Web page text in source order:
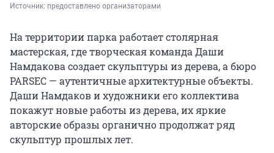
Источник: предоставлено организаторами
На территории парка работает столярная
мастерская, где творческая команда Даши
Намдакова создает скульптуры из дерева, а бюро
PARSEC — аутентичные архитектурные объекты.
Даши Намдаков и художники его коллектива
покажут новые работы из дерева, их яркие
авторские образы органично продолжат ряд
скульптур прошлых лет.